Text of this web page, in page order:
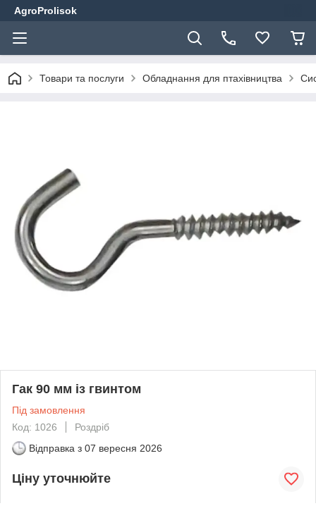
AgroProlisok
Товари та послуги Обладнання для птахівництва
Гак 90 мм із гвинтом
Під замовлення
Код: 1026
Роздріб
Відправка з 07 вересня 2026
Ціну уточнюйте